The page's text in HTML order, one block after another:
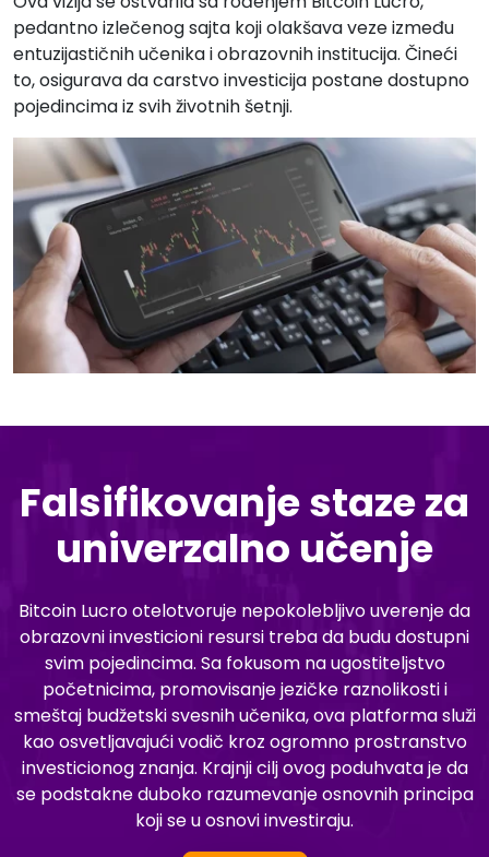
pedantno izlečenog sajta koji olakšava veze između
entuzijastičnih učenika i obrazovnih institucija. Čineći
to, osigurava da carstvo investicija postane dostupno
pojedincima iz svih životnih šetnji.
Falsifikovanje staze za
univerzalno učenje
Bitcoin Lucro otelotvoruje nepokolebljivo uverenje da
obrazovni investicioni resursi treba da budu dostupni
svim pojedincima. Sa fokusom na ugostiteljstvo
početnicima, promovisanje jezičke raznolikosti i
smeštaj budžetski svesnih učenika, ova platforma služi
kao osvetljavajući vodič kroz ogromno prostranstvo
investicionog znanja. Krajnji cilj ovog poduhvata je da
se podstakne duboko razumevanje osnovnih principa
koji se u osnovi investiraju.